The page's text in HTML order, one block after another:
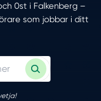
0st i Falkenberg –
som jobbar i ditt